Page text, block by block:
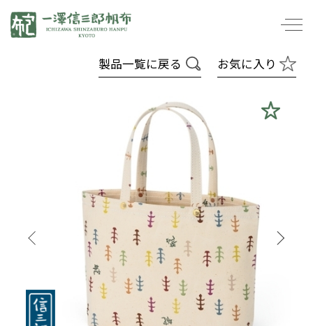
製品一覧に戻る お気に入り
寸法は内寸で表示しています。
持ち手の長さ、ショルダーバンドの長さは、付
け位置からではなくかばんの口元から計測して